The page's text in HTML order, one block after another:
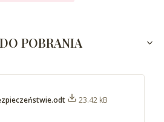
POBRANIA
23.42 kB